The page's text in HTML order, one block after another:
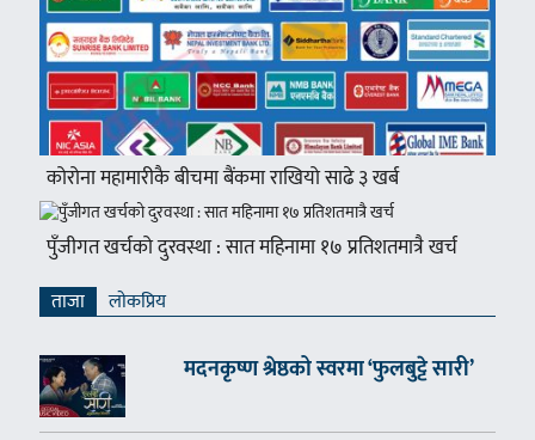
कोरोना महामारीकै बीचमा बैंकमा राखियो साढे ३ खर्ब
पुँजीगत खर्चको दुरवस्था : सात महिनामा १७ प्रतिशतमात्रै खर्च
ताजा लाेकप्रिय
मदनकृष्ण श्रेष्ठको स्वरमा ‘फुलबुट्टे सारी’